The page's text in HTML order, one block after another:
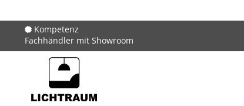
Kompetenz
Fachhändler mit Showroom